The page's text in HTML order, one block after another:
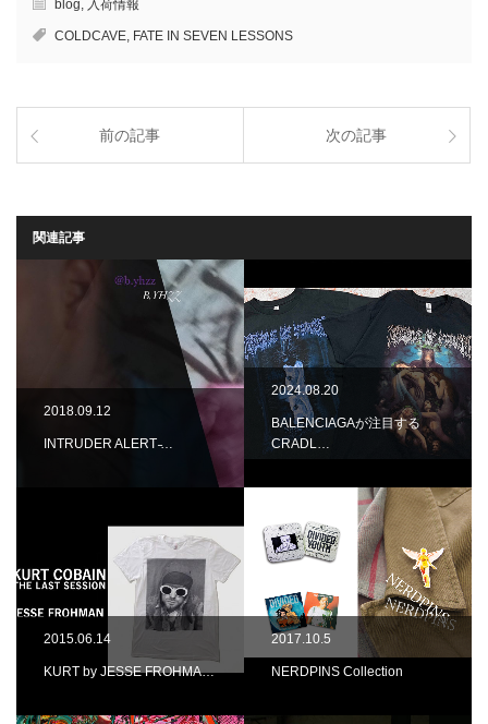
blog 入荷情報
COLDCAVE FATE IN SEVEN LESSONS
前の記事 次の記事
関連記事
2018.09.12
INTRUDER ALERT ̵…
2024.08.20
BALENCIAGAが注目する
CRADL…
2015.06.14
KURT by JESSE FROHMA…
2017.10.5
NERDPINS Collection